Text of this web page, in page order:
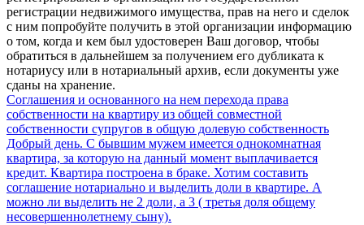
регистрации недвижимого имущества, прав на него и сделок
с ним попробуйте получить в этой организации информацию
о том, когда и кем был удостоверен Ваш договор, чтобы
обратиться в дальнейшем за получением его дубликата к
нотариусу или в нотариальный архив, если документы уже
сданы на хранение.
Соглашения и основанного на нем перехода права
собственности на квартиру из общей совместной
собственности супругов в общую долевую собственность
Добрый день. С бывшим мужем имеется однокомнатная
квартира, за которую на данный момент выплачивается
кредит. Квартира построена в браке. Хотим составить
соглашение нотариально и выделить доли в квартире. А
можно ли выделить не 2 доли, а 3 ( третья доля общему
несовершеннолетнему сыну).